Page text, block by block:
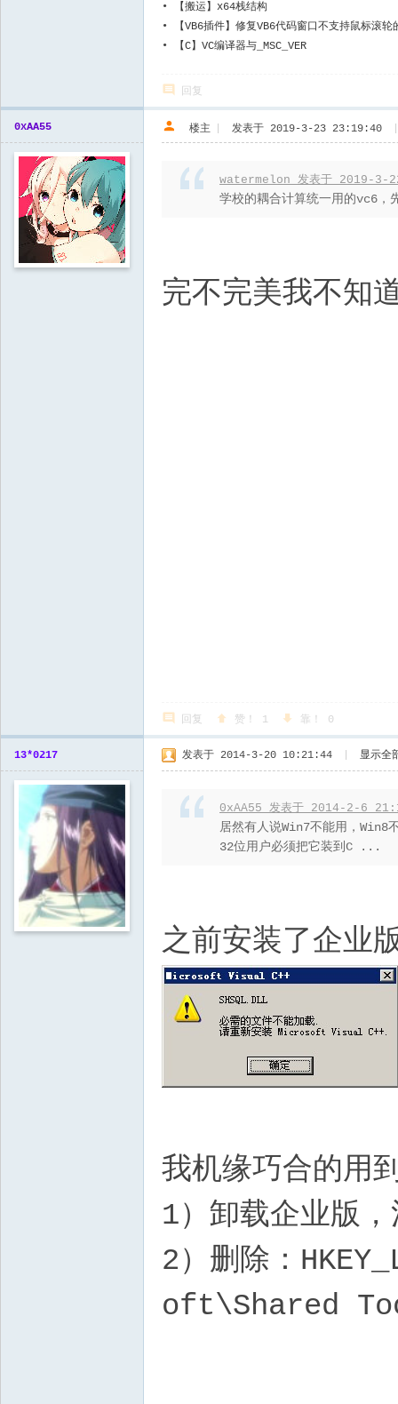
•
【搬运】x64栈结构
•
【VB6插件】修复VB6代码窗口不支持鼠标滚轮
•
【C】VC编译器与_MSC_VER
回复
0xAA55 楼主 发表于 2019-3-23 23:19:40
watermelon 发表于 2019-3-
学校的耦合计算统一用的vc6，
完不完美我不知
回复 赞！ 1 靠！ 0
13*0217 发表于 2014-3-20 10:21:44 显示全
0xAA55 发表于 2014-2-6
居然有人说Win7不能用，Win8
32位用户必须把它装到C ...
之前安装了企业
我机缘巧合的用
1）卸载企业版
2）删除：
oft\Shared